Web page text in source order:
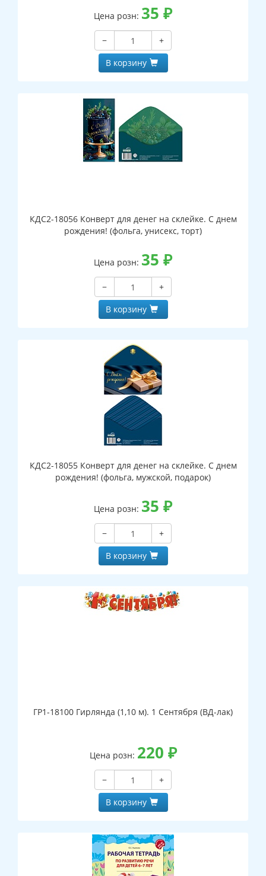
Цена розн: 35 ₽
−
+
В корзину
КДС2-18056 Конверт для денег на склейке. С днем
рождения! (фольга, унисекс, торт)
Цена розн: 35 ₽
−
+
В корзину
КДС2-18055 Конверт для денег на склейке. С днем
рождения! (фольга, мужской, подарок)
Цена розн: 35 ₽
−
+
В корзину
ГР1-18100 Гирлянда (1,10 м). 1 Сентября (ВД-лак)
Цена розн: 220 ₽
−
+
В корзину